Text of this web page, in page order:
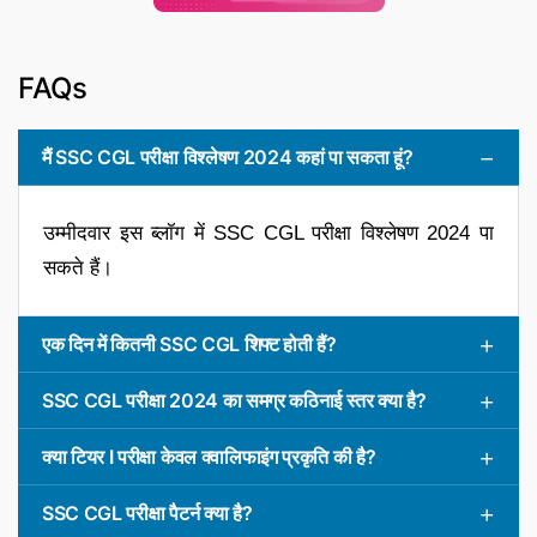
FAQs
मैं SSC CGL परीक्षा विश्लेषण 2024 कहां पा सकता हूं?
उम्मीदवार इस ब्लॉग में SSC CGL परीक्षा विश्लेषण 2024 पा
सकते हैं।
एक दिन में कितनी SSC CGL शिफ्ट होती हैं?
SSC CGL परीक्षा 2024 का समग्र कठिनाई स्तर क्या है?
क्या टियर I परीक्षा केवल क्वालिफाइंग प्रकृति की है?
SSC CGL परीक्षा पैटर्न क्या है?